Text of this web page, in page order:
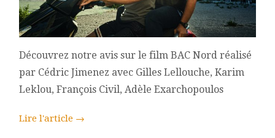
Découvrez notre avis sur le film BAC Nord réalisé
par Cédric Jimenez avec Gilles Lellouche, Karim
Leklou, François Civil, Adèle Exarchopoulos
Lire l'article →